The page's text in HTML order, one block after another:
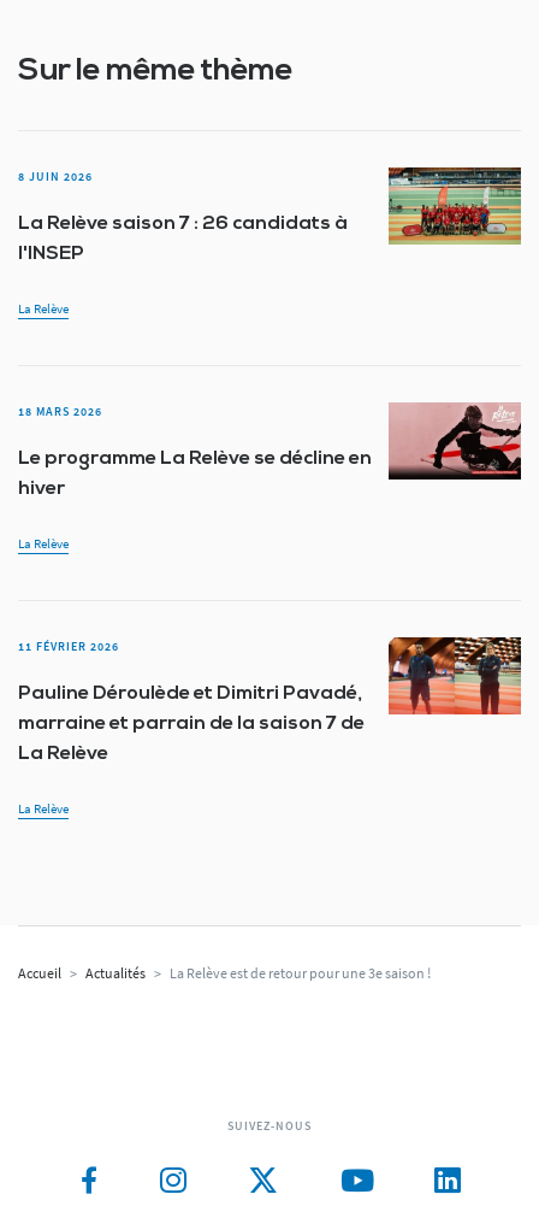
Sur le même thème
8 JUIN 2026
La Relève saison 7 : 26 candidats à
l'INSEP
La Relève
18 MARS 2026
Le programme La Relève se décline en
hiver
La Relève
11 FÉVRIER 2026
Pauline Déroulède et Dimitri Pavadé,
marraine et parrain de la saison 7 de
La Relève
La Relève
Accueil > Actualités > La Relève est de retour pour une 3e saison !
SUIVEZ-NOUS